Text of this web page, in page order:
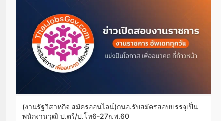
(งานรัฐวิสาหกิจ สมัครออนไลน์)กนอ.รับสมัครสอบบรรจุเป็น
พนักงานวุฒิ ป.ตรี/ป.โท6-27ก.พ.60